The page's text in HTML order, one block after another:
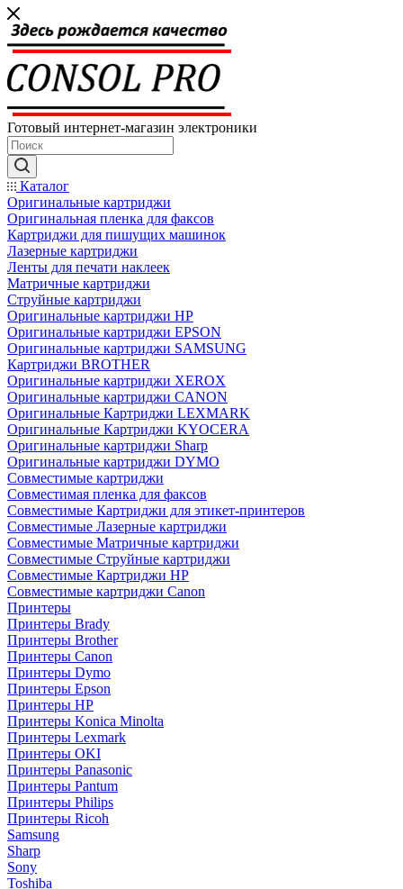
Готовый интернет-магазин электроники
Каталог
Оригинальные картриджи
Оригинальная пленка для факсов
Картриджи для пишущих машинок
Лазерные картриджи
Ленты для печати наклеек
Матричные картриджи
Струйные картриджи
Оригинальные картриджи HP
Оригинальные картриджи EPSON
Оригинальные картриджи SAMSUNG
Картриджи BROTHER
Оригинальные картриджи XEROX
Оригинальные картриджи CANON
Оригинальные Картриджи LEXMARK
Оригинальные Картриджи KYOCERA
Оригинальные картриджи Sharp
Оригинальные картриджи DYMO
Совместимые картриджи
Совместимая пленка для факсов
Совместимые Картриджи для этикет-принтеров
Совместимые Лазерные картриджи
Совместимые Матричные картриджи
Совместимые Струйные картриджи
Совместимые Картриджи HP
Совместимые картриджи Canon
Принтеры
Принтеры Brady
Принтеры Brother
Принтеры Canon
Принтеры Dymo
Принтеры Epson
Принтеры HP
Принтеры Konica Minolta
Принтеры Lexmark
Принтеры OKI
Принтеры Panasonic
Принтеры Pantum
Принтеры Philips
Принтеры Ricoh
Samsung
Sharp
Sony
Toshiba